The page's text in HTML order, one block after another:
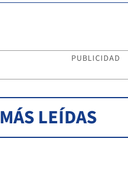
PUBLICIDAD
MÁS LEÍDAS